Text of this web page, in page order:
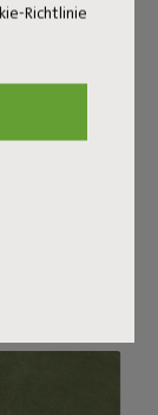
Richtlinie
riciclato con
tonalità